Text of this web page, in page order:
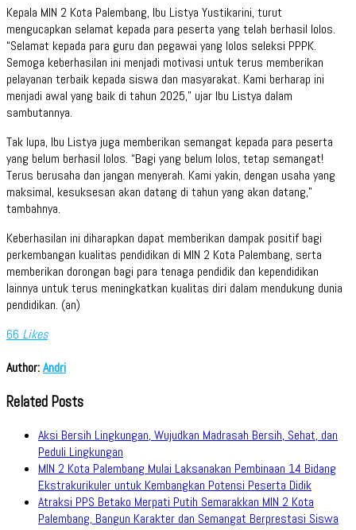
Kepala MIN 2 Kota Palembang, Ibu Listya Yustikarini, turut
mengucapkan selamat kepada para peserta yang telah berhasil lolos.
“Selamat kepada para guru dan pegawai yang lolos seleksi PPPK.
Semoga keberhasilan ini menjadi motivasi untuk terus memberikan
pelayanan terbaik kepada siswa dan masyarakat. Kami berharap ini
menjadi awal yang baik di tahun 2025,” ujar Ibu Listya dalam
sambutannya.
Tak lupa, Ibu Listya juga memberikan semangat kepada para peserta
yang belum berhasil lolos. “Bagi yang belum lolos, tetap semangat!
Terus berusaha dan jangan menyerah. Kami yakin, dengan usaha yang
maksimal, kesuksesan akan datang di tahun yang akan datang,”
tambahnya.
Keberhasilan ini diharapkan dapat memberikan dampak positif bagi
perkembangan kualitas pendidikan di MIN 2 Kota Palembang, serta
memberikan dorongan bagi para tenaga pendidik dan kependidikan
lainnya untuk terus meningkatkan kualitas diri dalam mendukung dunia
pendidikan. (an)
66 Likes
Author:Andri
Related Posts
Aksi Bersih Lingkungan, Wujudkan Madrasah Bersih, Sehat, dan
Peduli Lingkungan
MIN 2 Kota Palembang Mulai Laksanakan Pembinaan 14 Bidang
Ekstrakurikuler untuk Kembangkan Potensi Peserta Didik
Atraksi PPS Betako Merpati Putih Semarakkan MIN 2 Kota
Palembang, Bangun Karakter dan Semangat Berprestasi Siswa